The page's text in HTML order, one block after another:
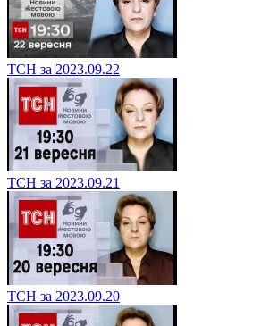
ТСН за 2023.09.22
ТСН за 2023.09.21
ТСН за 2023.09.20